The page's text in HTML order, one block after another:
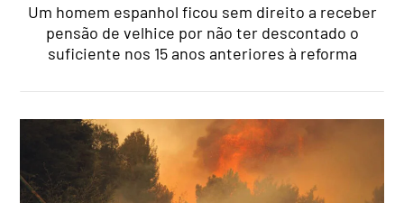
Um homem espanhol ficou sem direito a receber
pensão de velhice por não ter descontado o
suficiente nos 15 anos anteriores à reforma